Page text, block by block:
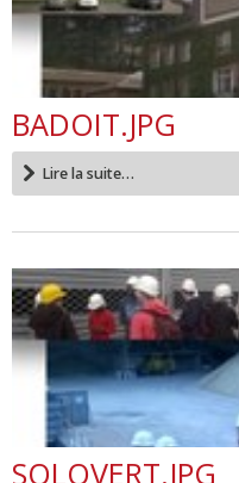
BADOIT.JPG
Lire la suite…
SOLOVERT.JPG